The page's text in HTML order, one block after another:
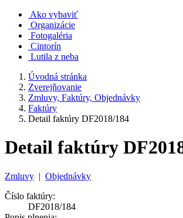
Ako vybaviť
Organizácie
Fotogaléria
Cintorín
Lutila z neba
Úvodná stránka
Zverejňovanie
Zmluvy, Faktúry, Objednávky
Faktúry
Detail faktúry DF2018/184
Detail faktúry
Zmluvy | Objednávky
Číslo faktúry:
DF2018/184